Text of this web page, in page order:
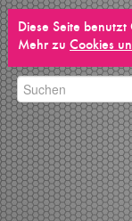
Diese Seite
Mehr zu Cookies